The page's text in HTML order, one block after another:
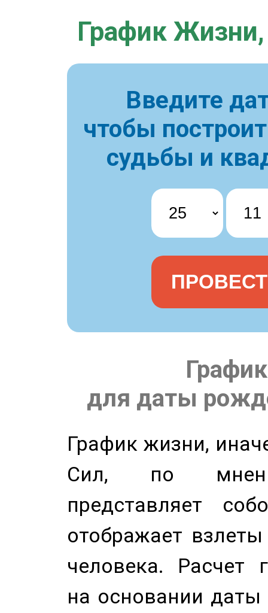
График Жизни,
Введите
чтобы
судьбы и
для даты
График жизни,
Сил, по
представляет
отображает
человека. Расчет
на основании